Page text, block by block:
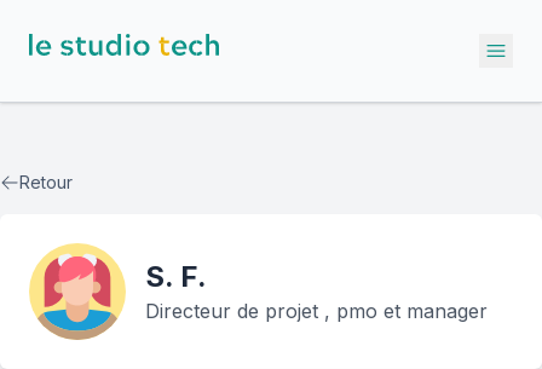
Retour
S. F.
Directeur de projet , pmo et manager